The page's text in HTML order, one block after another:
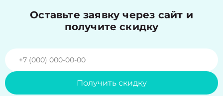
Оставьте заявку через сайт и
получите скидку
Получить скидку